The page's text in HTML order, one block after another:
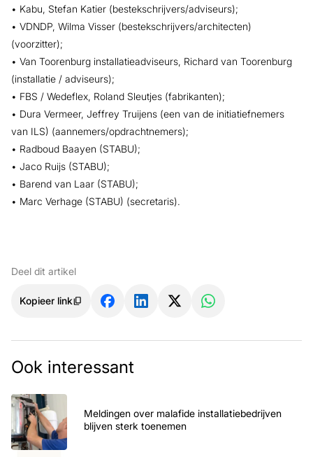
• Kabu, Stefan Katier (bestekschrijvers/adviseurs);
• VDNDP, Wilma Visser (bestekschrijvers/architecten)
(voorzitter);
• Van Toorenburg installatieadviseurs, Richard van Toorenburg
(installatie / adviseurs);
• FBS / Wedeflex, Roland Sleutjes (fabrikanten);
• Dura Vermeer, Jeffrey Truijens (een van de initiatiefnemers
van ILS) (aannemers/opdrachtnemers);
• Radboud Baayen (STABU);
• Jaco Ruijs (STABU);
• Barend van Laar (STABU);
• Marc Verhage (STABU) (secretaris).
Deel dit artikel
Kopieer link
Ook interessant
Meldingen over malafide installatiebedrijven
blijven sterk toenemen